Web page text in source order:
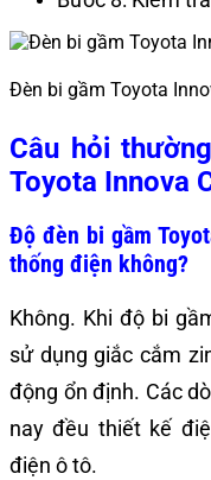
Đèn bi gầm Toyota
Câu hỏi
Toyota Innova
Độ đèn bi gầm
thống điện không?
Không. Khi độ bi
sử dụng giắc cắm
động ổn định. Các
nay đều thiết kế
điện ô tô.